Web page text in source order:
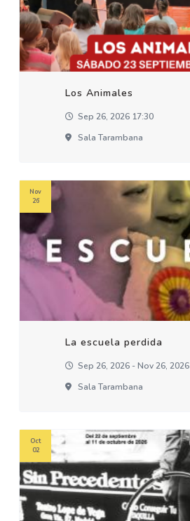
Los Animales
Sep 26, 2026 17:30
Sala Tarambana
La escuela perdida
Sep 26, 2026 - Nov 26, 2026
Sala Tarambana
Nov
26
Oct
02